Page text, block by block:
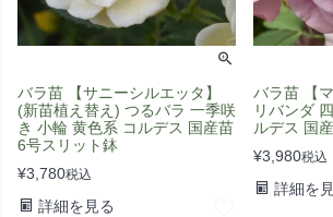
バラ苗 【サニーシルエッタ】
(新苗植え替え) つるバラ 一季咲
き 小輪 黄色系 コルデス 国産苗
6号スリット鉢
¥3,780税込
詳細を見る
バラ苗 【
リバンダ
ルデス 国
¥3,980税込
詳細を